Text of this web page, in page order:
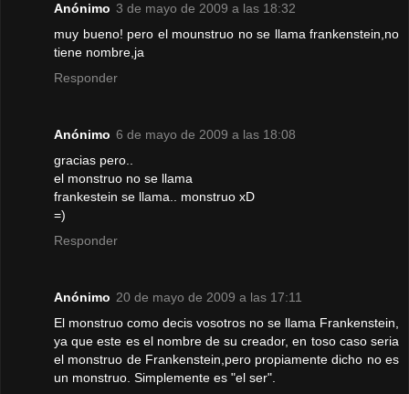
Anónimo 3 de mayo de 2009 a las 18:32
muy bueno! pero el mounstruo no se llama frankenstein,no
tiene nombre,ja
Responder
Anónimo 6 de mayo de 2009 a las 18:08
gracias pero..
el monstruo no se llama
frankestein se llama.. monstruo xD
=)
Responder
Anónimo 20 de mayo de 2009 a las 17:11
El monstruo como decis vosotros no se llama Frankenstein,
ya que este es el nombre de su creador, en toso caso seria
el monstruo de Frankenstein,pero propiamente dicho no es
un monstruo. Simplemente es "el ser".